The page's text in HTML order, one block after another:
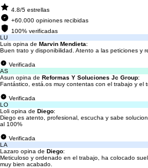
4.8/5 estrellas
+60.000 opiniones recibidas
100% verificadas
LU
Luis opina de Marvin Mendieta:
Buen trato y disponibilidad. Atento a las peticiones y
Verificada
AS
Asun opina de Reformas Y Soluciones Jc Group:
Fantástico, está.os muy contentas con el trabajo y el
Verificada
LO
Loli opina de Diego:
Diego es atento, profesional, escucha y sabe
al 100%
Verificada
LA
Lazaro opina de Diego:
Meticuloso y ordenado en el trabajo, ha colocado
muy bien acabado.